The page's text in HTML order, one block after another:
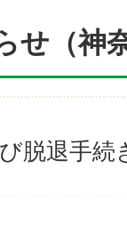
せ（神
脱退手続